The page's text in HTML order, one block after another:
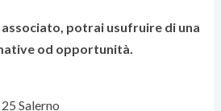
potrai usufruire di una
od opportunità.
Salerno